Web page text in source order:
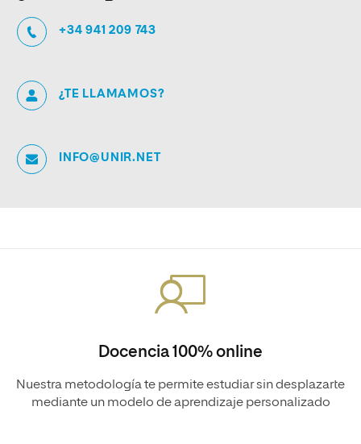
+34 941 209 743
¿TE LLAMAMOS?
INFO@UNIR.NET
Docencia 100% online
Nuestra metodología te permite estudiar sin desplazarte
mediante un modelo de aprendizaje personalizado